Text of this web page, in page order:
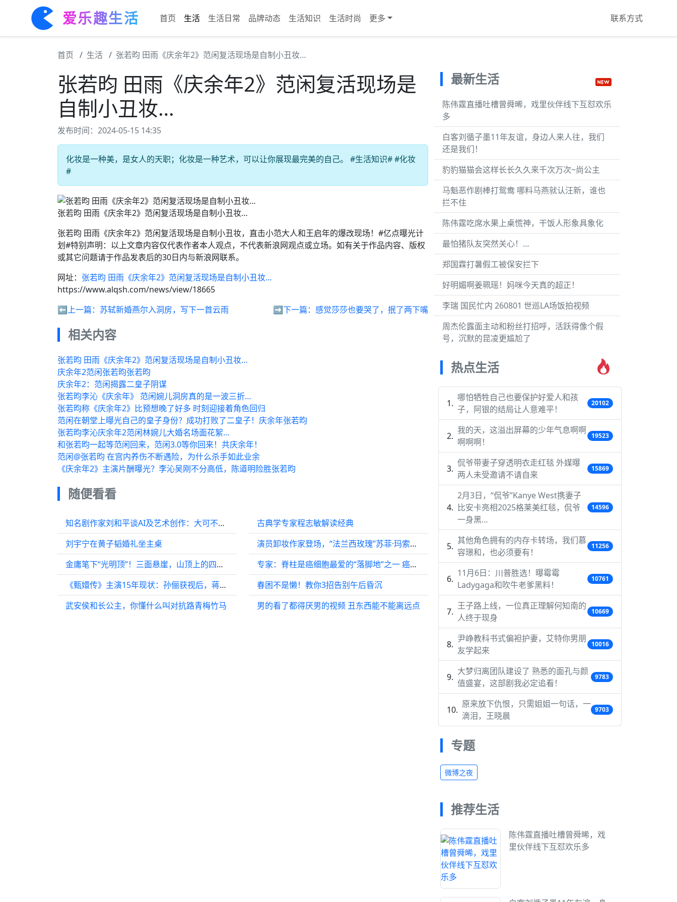
爱乐趣生活 首页 生活 生活日常 品牌动态 生活知识 生活时尚 更多 联系方式
首页 生活 张若昀 田雨《庆余年2》范闲复活现场是自制小丑妆…
张若昀 田雨《庆余年2》范闲复活现场是
自制小丑妆…
发布时间：2024-05-15 14:35
化妆是一种美，是女人的天职；化妆是一种艺术，可以让你展现最完美的自己。 #生活知识# #化妆
#
张若昀 田雨《庆余年2》范闲复活现场是自制小丑妆…
张若昀 田雨《庆余年2》范闲复活现场是自制小丑妆，直击小范大人和王启年的爆改现场！#亿点曝光计
划#特别声明：以上文章内容仅代表作者本人观点，不代表新浪网观点或立场。如有关于作品内容、版权
或其它问题请于作品发表后的30日内与新浪网联系。
网址： 张若昀 田雨《庆余年2》范闲复活现场是自制小丑妆…
https://www.alqsh.com/news/view/18665
⬅️上一篇： 苏轼新婚燕尔入洞房，写下一首云雨 ➡️下一篇： 感觉莎莎也要哭了，抿了两下嘴
相关内容
张若昀 田雨《庆余年2》范闲复活现场是自制小丑妆…
庆余年2范闲张若昀张若昀
庆余年2：范闲揭露二皇子阴谋
张若昀李沁《庆余年》 范闲婉儿洞房真的是一波三折…
张若昀称《庆余年2》比预想晚了好多 时刻迎接着角色回归
范闲在朝堂上曝光自己的皇子身份？成功打败了二皇子！庆余年张若昀
张若昀李沁庆余年2范闲林婉儿大婚名场面花絮…
和张若昀一起等范闲回来，范闲3.0等你回来！共庆余年！
范闲@张若昀 在宫内养伤不断遇险，为什么杀手如此业余
《庆余年2》主演片酬曝光？李沁吴刚不分高低，陈道明险胜张若昀
随便看看
知名剧作家刘和平谈AI及艺术创作：大可不必恐慌
刘宇宁在黄子韬婚礼坐主桌
金庸笔下“光明顶”！三面悬崖，山顶上的四合院为何被遗弃？
《甄嬛传》主演15年现状：孙俪获视后，蒋欣夺白玉兰，毛晓彤转型女主
武安侯和长公主，你懂什么叫对抗路青梅竹马
古典学专家程志敏解读经典
演员卸妆作家登场，“法兰西玫瑰”苏菲·玛索文学跨界出新作
专家：脊柱是癌细胞最爱的“落脚地”之一 癌症患者出现骨痛勿硬抗
春困不是懒！教你3招告别午后昏沉
男的看了都得厌男的视频 丑东西能不能离远点
最新生活
陈伟霆直播吐槽曾舜晞，戏里伙伴线下互怼欢乐
多
白客刘循子墨11年友谊，身边人来人往，我们
还是我们！
豹豹猫猫会这样长长久久来千次万次~尚公主
马魁恶作剧棒打鸳鸯 哪料马燕就认汪新，谁也
拦不住
陈伟霆吃席水果上桌慌神，干饭人形象具象化
最怕猪队友突然关心！…
郑国霖打暑假工被保安拦下
好明媚啊姜珮瑶！妈咪今天真的超正！
李瑞 国民忙内 260801 世巡LA场饭拍视频
周杰伦露面主动和粉丝打招呼，活跃得像个假
号，沉默的昆凌更尴尬了
热点生活
哪怕牺牲自己也要保护好爱人和孩
子，阿银的结局让人意难平！
20102
我的天，这溢出屏幕的少年气息啊啊
啊啊啊！
19523
侃爷带妻子穿透明衣走红毯 外媒曝
两人未受邀请不请自来
15869
2月3日，“侃爷”Kanye West携妻子
比安卡亮相2025格莱美红毯，侃爷
一身黑…
14596
其他角色拥有的内存卡转场，我们慕
容璟和，也必须要有！
11256
11月6日：川普胜选！曝霉霉
Ladygaga和吹牛老爹黑料！
10761
王子路上线，一位真正理解何知南的
人终于现身
10669
尹峥教科书式偏袒护妻，艾特你男朋
友学起来
10016
大梦归离团队建设了 熟悉的面孔与颜
值盛宴，这部剧我必定追看！
9783
原来放下仇恨，只需姐姐一句话，一
滴泪，王晓晨
9703
专题
微博之夜
推荐生活
陈伟霆直播吐槽曾舜晞，戏
里伙伴线下互怼欢乐多